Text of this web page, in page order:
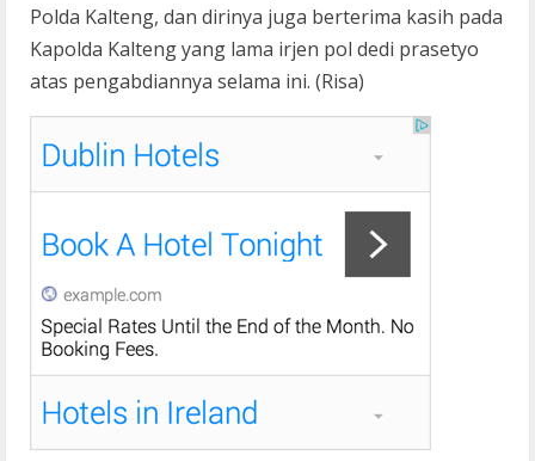
Polda Kalteng, dan dirinya juga berterima kasih pada
Kapolda Kalteng yang lama irjen pol dedi prasetyo
atas pengabdiannya selama ini. (Risa)